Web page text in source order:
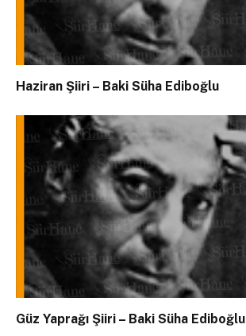
Haziran Şiiri – Baki Süha Ediboğlu
Güz Yaprağı Şiiri – Baki Süha Ediboğlu